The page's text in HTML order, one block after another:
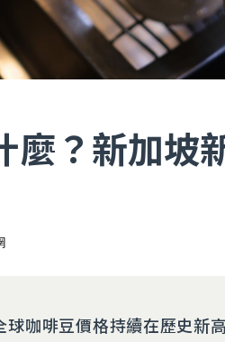
麼？新加坡
球咖啡豆價格持續在歷史新